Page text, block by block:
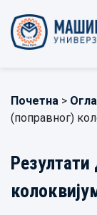
Почетна >
(поправног)
Резултати